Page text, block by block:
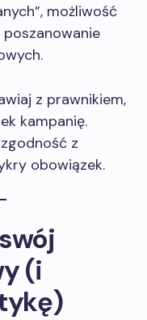
możliwość
poszanowanie
z prawnikiem,
kampanię.
z
obowiązek.
(i